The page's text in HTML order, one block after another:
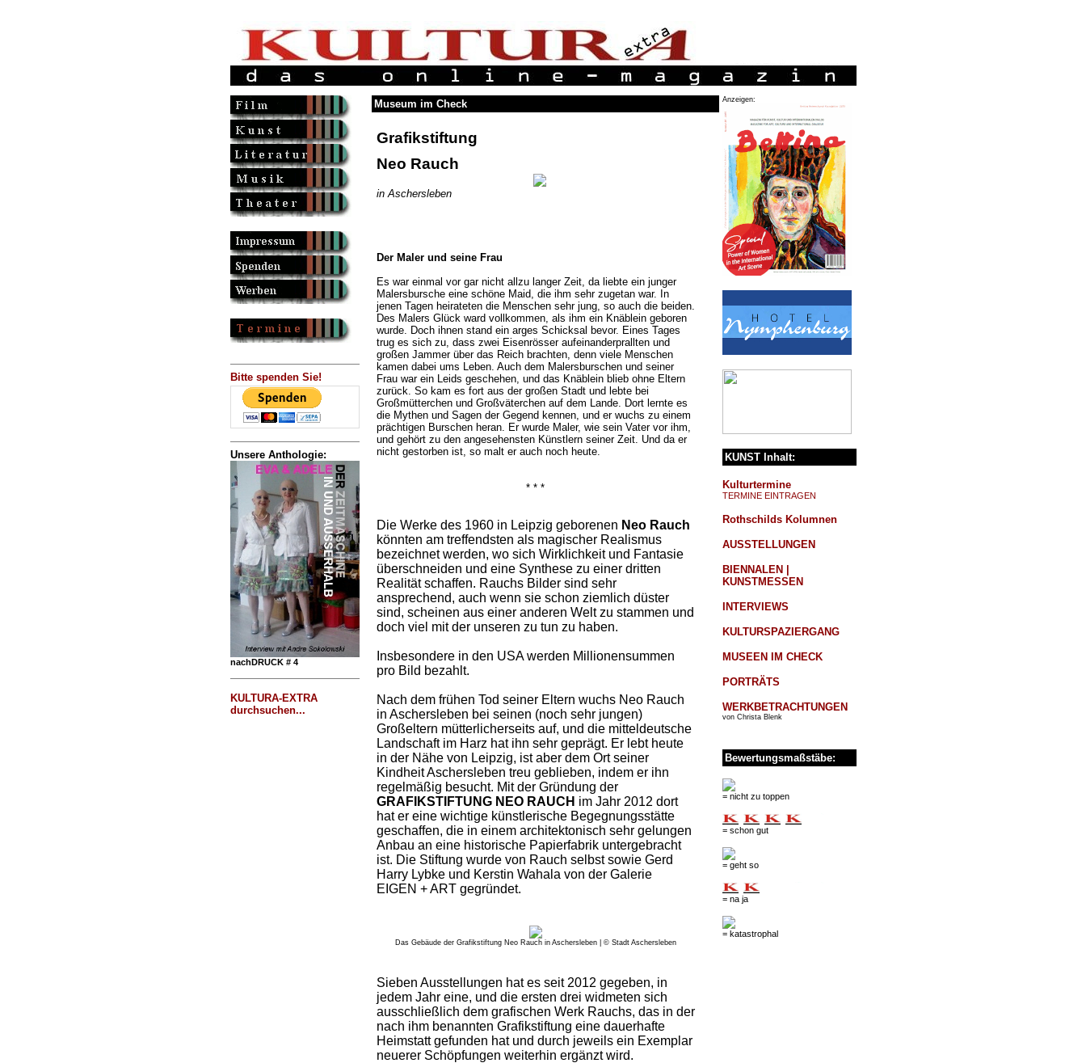
Bitte spenden Sie!
Unsere Anthologie:
nachDRUCK # 4
KULTURA-EXTRA
durchsuchen...
Museum im Check
Grafikstiftung
Neo Rauch
in Aschersleben
Der Maler und seine Frau
Es war einmal vor gar nicht allzu langer Zeit, da liebte ein junger
Malersbursche eine schöne Maid, die ihm sehr zugetan war. In
jenen Tagen heirateten die Menschen sehr jung, so auch die beiden.
Des Malers Glück ward vollkommen, als ihm ein Knäblein geboren
wurde. Doch ihnen stand ein arges Schicksal bevor. Eines Tages
trug es sich zu, dass zwei Eisenrösser aufeinanderprallten und
großen Jammer über das Reich brachten, denn viele Menschen
kamen dabei ums Leben. Auch dem Malersburschen und seiner
Frau war ein Leids geschehen, und das Knäblein blieb ohne Eltern
zurück. So kam es fort aus der großen Stadt und lebte bei
Großmütterchen und Großväterchen auf dem Lande. Dort lernte es
die Mythen und Sagen der Gegend kennen, und er wuchs zu einem
prächtigen Burschen heran. Er wurde Maler, wie sein Vater vor ihm,
und gehört zu den angesehensten Künstlern seiner Zeit. Und da er
nicht gestorben ist, so malt er auch noch heute.
* * *
Die Werke des 1960 in Leipzig geborenen Neo Rauch
könnten am treffendsten als magischer Realismus
bezeichnet werden, wo sich Wirklichkeit und Fantasie
überschneiden und eine Synthese zu einer dritten
Realität schaffen. Rauchs Bilder sind sehr
ansprechend, auch wenn sie schon ziemlich düster
sind, scheinen aus einer anderen Welt zu stammen und
doch viel mit der unseren zu tun zu haben.
Insbesondere in den USA werden Millionensummen
pro Bild bezahlt.
Nach dem frühen Tod seiner Eltern wuchs Neo Rauch
in Aschersleben bei seinen (noch sehr jungen)
Großeltern mütterlicherseits auf, und die mitteldeutsche
Landschaft im Harz hat ihn sehr geprägt. Er lebt heute
in der Nähe von Leipzig, ist aber dem Ort seiner
Kindheit Aschersleben treu geblieben, indem er ihn
regelmäßig besucht. Mit der Gründung der
GRAFIKSTIFTUNG NEO RAUCH im Jahr 2012 dort
hat er eine wichtige künstlerische Begegnungsstätte
geschaffen, die in einem architektonisch sehr gelungen
Anbau an eine historische Papierfabrik untergebracht
ist. Die Stiftung wurde von Rauch selbst sowie Gerd
Harry Lybke und Kerstin Wahala von der Galerie
EIGEN + ART gegründet.
Das Gebäude der Grafikstiftung Neo Rauch in Aschersleben | © Stadt Aschersleben
Sieben Ausstellungen hat es seit 2012 gegeben, in
jedem Jahr eine, und die ersten drei widmeten sich
ausschließlich dem grafischen Werk Rauchs, das in der
nach ihm benannten Grafikstiftung eine dauerhafte
Heimstatt gefunden hat und durch jeweils ein Exemplar
neuerer Schöpfungen weiterhin ergänzt wird.
Anzeigen:
KUNST Inhalt:
Kulturtermine
TERMINE EINTRAGEN
Rothschilds Kolumnen
AUSSTELLUNGEN
BIENNALEN |
KUNSTMESSEN
INTERVIEWS
KULTURSPAZIERGANG
MUSEEN IM CHECK
PORTRÄTS
WERKBETRACHTUNGEN
von Christa Blenk
Bewertungsmaßstäbe:
= nicht zu toppen
= schon gut
= geht so
= na ja
= katastrophal